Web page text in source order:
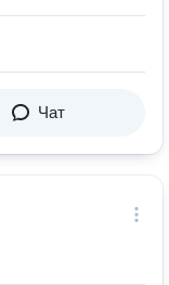
Чат